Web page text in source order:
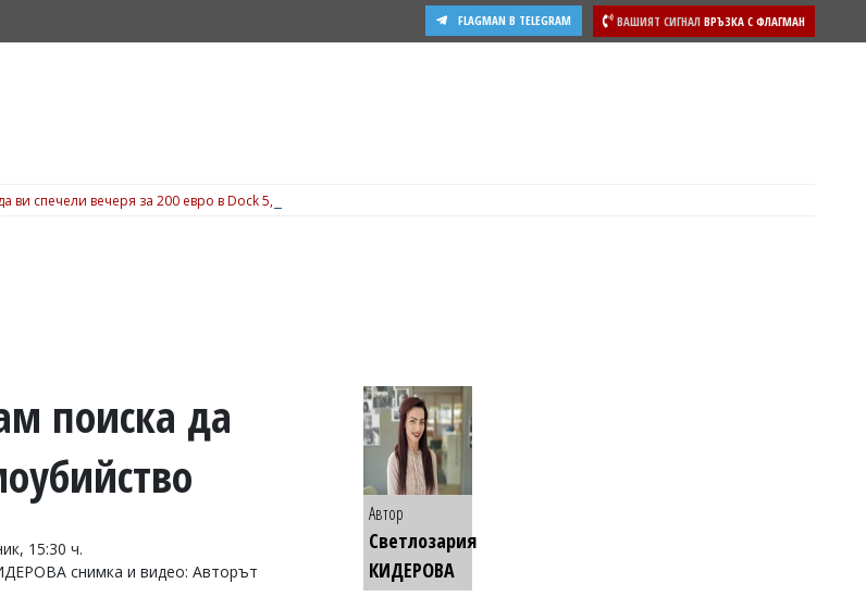
ВАШИЯТ СИГНАЛ ВРЪЗКА С ФЛАГМАН
FLAGMAN В TELEGRAM
ви спечели вечеря за 200 евро в Dock 5, вижте подробности
поиска да
15:30 ч.
снимка и видео: Авторът
Автор
Светлозария
КИДЕРОВА